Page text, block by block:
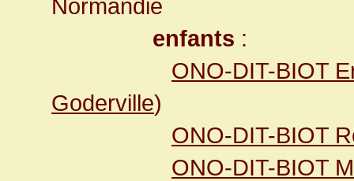
Normandie
enfants :
ONO-DIT-BIOT
Goderville)
ONO-DIT-BIOT
ONO-DIT-BIOT